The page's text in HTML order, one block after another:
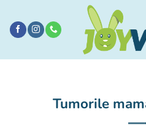
conținut
Tumorile